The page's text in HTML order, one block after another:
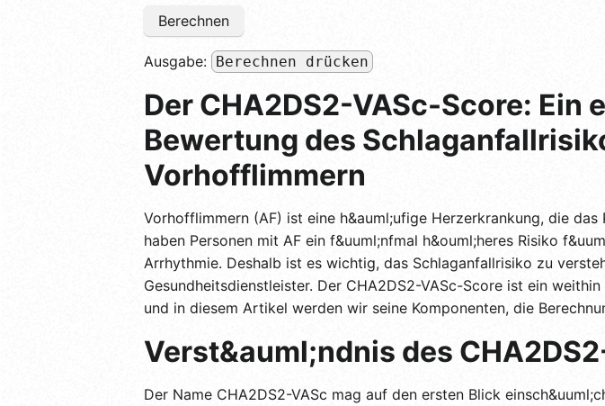
Berechnen
Ausgabe: Berechnen drücken
Der CHA2DS2-VASc-Score:
Bewertung des
Vorhofflimmern
Vorhofflimmern (AF) ist eine h&auml;ufige Herzerkrankung, die
haben Personen mit AF ein f&uuml;nfmal h&ouml;heres Risiko
Arrhythmie. Deshalb ist es wichtig, das Schlaganfallrisiko zu
Gesundheitsdienstleister. Der CHA2DS2-VASc-Score ist ein
und in diesem Artikel werden wir seine Komponenten, die
Verst&auml;ndnis des
Der Name CHA2DS2-VASc mag auf den ersten Blick